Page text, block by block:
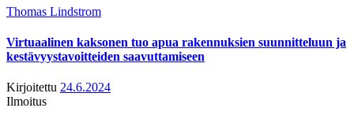
Thomas Lindstrom
Virtuaalinen kaksonen tuo apua rakennuksien suunnitteluun ja
kestävyystavoitteiden saavuttamiseen
Kirjoitettu 24.6.2024
Ilmoitus